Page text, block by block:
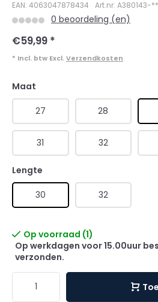
EAN: 4063047878434 Art.nr: A380143-
0 beoordeling (en)
€59,99 *
* Incl. btw Excl. Verzendkosten
Maat
27 28
31 32
Lengte
30 32
Op voorraad (1)
Op werkdagen voor 15.00uur
verzonden.